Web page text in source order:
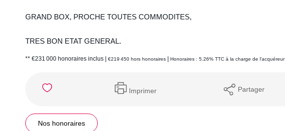
GRAND BOX, PROCHE TOUTES COMMODITES,
TRES BON ETAT GENERAL.
** €231 000 honoraires inclus €219 450 hors honoraires Honoraires : 5.26% TTC à la charge de l'acquéreur
Imprimer Partager
Nos honoraires